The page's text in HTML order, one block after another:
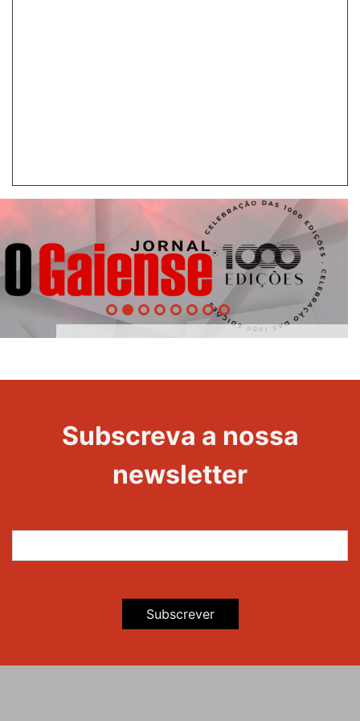
Evento
Subscreva a nossa
newsletter
Subscrever